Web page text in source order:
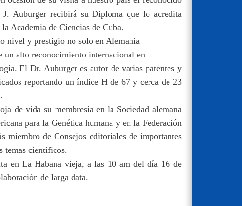
Auburger recibirá su Diploma que lo acredita
Academia de Ciencias de Cuba.
nivel y prestigio no solo en Alemania
un alto reconocimiento internacional en
El Dr. Auburger es autor de varias patentes y
reportando un índice H de 67 y cerca de 23
de vida su membresía en la Sociedad alemana
para la Genética humana y en la Federación
miembro de Consejos editoriales de importantes
temas científicos.
en La Habana vieja, a las 10 am del día 16 de
de larga data.